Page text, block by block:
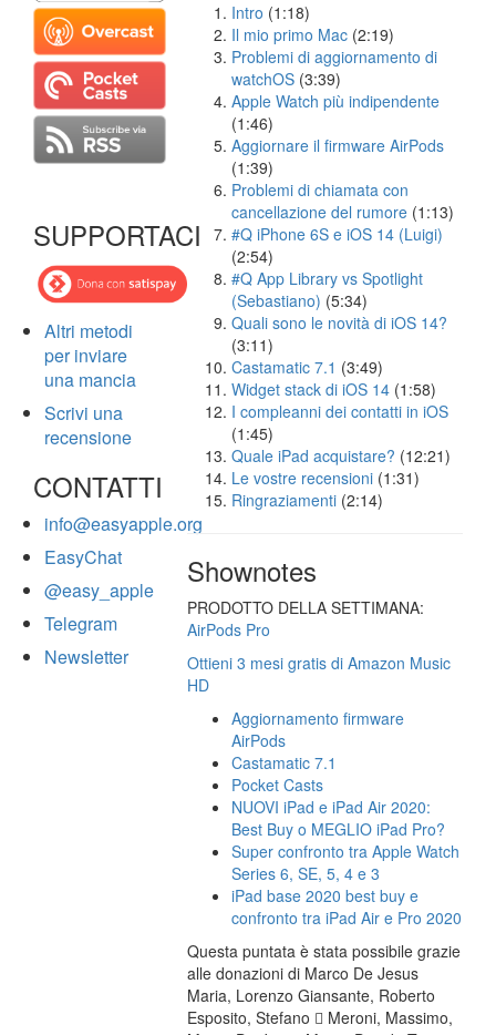
SUPPORTACI
Altri metodi
per inviare
una mancia
Scrivi una
recensione
CONTATTI
info@easyapple.org
EasyChat
@easy_apple
Telegram
Newsletter
Intro (1:18)
Il mio primo Mac (2:19)
Problemi di aggiornamento di
watchOS (3:39)
Apple Watch più indipendente
(1:46)
Aggiornare il firmware AirPods
(1:39)
Problemi di chiamata con
cancellazione del rumore (1:13)
#Q iPhone 6S e iOS 14 (Luigi)
(2:54)
#Q App Library vs Spotlight
(Sebastiano) (5:34)
Quali sono le novità di iOS 14?
(3:11)
Castamatic 7.1 (3:49)
Widget stack di iOS 14 (1:58)
I compleanni dei contatti in iOS
(1:45)
Quale iPad acquistare? (12:21)
Le vostre recensioni (1:31)
Ringraziamenti (2:14)
Shownotes
PRODOTTO DELLA SETTIMANA:
AirPods Pro
Ottieni 3 mesi gratis di Amazon Music
HD
Aggiornamento firmware
AirPods
Castamatic 7.1
Pocket Casts
NUOVI iPad e iPad Air 2020:
Best Buy o MEGLIO iPad Pro?
Super confronto tra Apple Watch
Series 6, SE, 5, 4 e 3
iPad base 2020 best buy e
confronto tra iPad Air e Pro 2020
Questa puntata è stata possibile grazie
alle donazioni di Marco De Jesus
Maria, Lorenzo Giansante, Roberto
Esposito, Stefano  Meroni, Massimo,